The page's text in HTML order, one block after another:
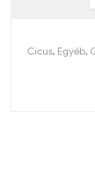
Cicus, Egyéb,